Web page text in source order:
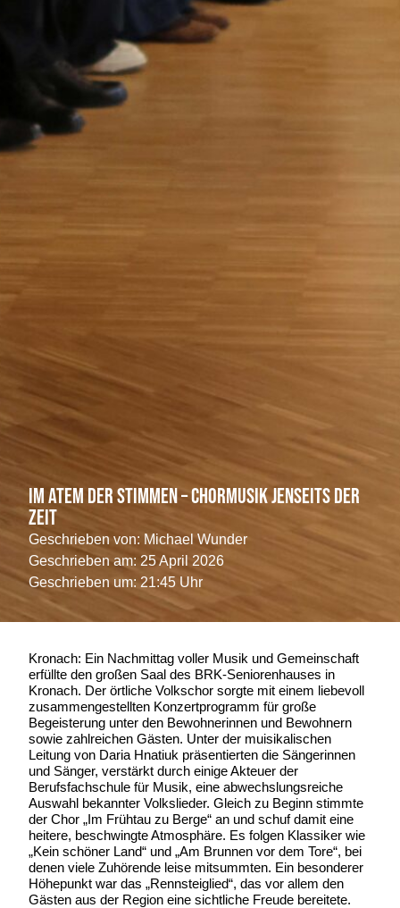
Im Atem der Stimmen – Chormusik jenseits der
Zeit
Geschrieben von: Michael Wunder
Geschrieben am: 25 April 2026
Geschrieben um: 21:45 Uhr
Kronach: Ein Nachmittag voller Musik und Gemeinschaft
erfüllte den großen Saal des BRK-Seniorenhauses in
Kronach. Der örtliche Volkschor sorgte mit einem liebevoll
zusammengestellten Konzertprogramm für große
Begeisterung unter den Bewohnerinnen und Bewohnern
sowie zahlreichen Gästen. Unter der muisikalischen
Leitung von Daria Hnatiuk präsentierten die Sängerinnen
und Sänger, verstärkt durch einige Akteuer der
Berufsfachschule für Musik, eine abwechslungsreiche
Auswahl bekannter Volkslieder. Gleich zu Beginn stimmte
der Chor „Im Frühtau zu Berge“ an und schuf damit eine
heitere, beschwingte Atmosphäre. Es folgen Klassiker wie
„Kein schöner Land“ und „Am Brunnen vor dem Tore“, bei
denen viele Zuhörende leise mitsummten. Ein besonderer
Höhepunkt war das „Rennsteiglied“, das vor allem den
Gästen aus der Region eine sichtliche Freude bereitete.